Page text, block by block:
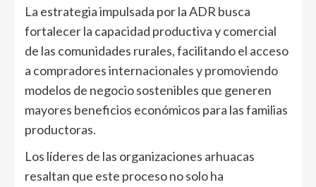
La estrategia impulsada por la ADR busca
fortalecer la capacidad productiva y comercial
de las comunidades rurales, facilitando el acceso
a compradores internacionales y promoviendo
modelos de negocio sostenibles que generen
mayores beneficios económicos para las familias
productoras.
Los líderes de las organizaciones arhuacas
resaltan que este proceso no solo ha